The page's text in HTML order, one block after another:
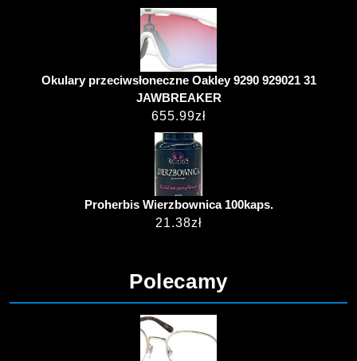
Okulary przeciwsłoneczne Oakley 9290 929021 31
JAWBREAKER
655.99zł
Proherbis Wierzbownica 100kaps.
21.38zł
Polecamy